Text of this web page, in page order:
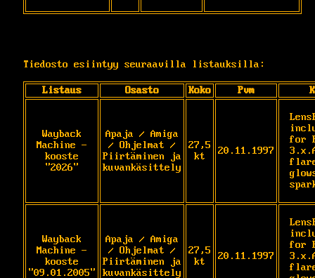
Tiedosto esiintyy seuraavilla listauksilla:
Listaus Osasto Koko Pvm
Wayback
Machine -
kooste
"2026"
Apaja / Amiga
/ Ohjelmat /
Piirtäminen ja
kuvankäsittely
27,5
kt
20.11.1997
for
Wayback
Machine -
kooste
"09.01.2005"
Apaja / Amiga
/ Ohjelmat /
Piirtäminen ja
kuvankäsittely
27,5
kt
20.11.1997
for